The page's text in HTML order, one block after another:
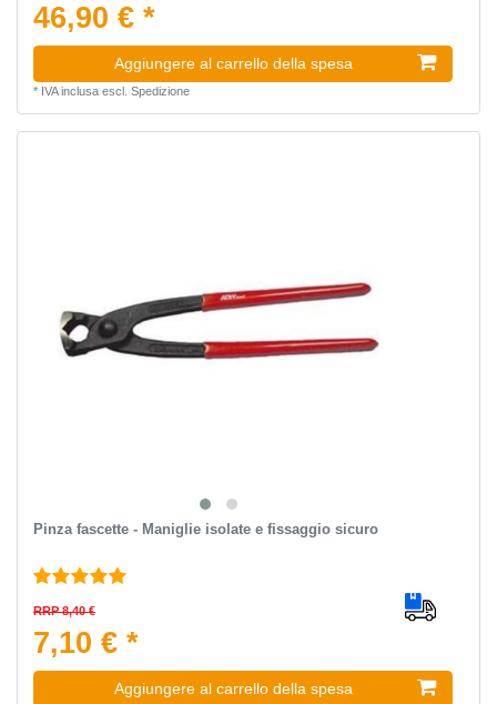
46,90 € *
Aggiungere al carrello della spesa
* IVA inclusaescl. Spedizione
Pinza fascette - Maniglie isolate e fissaggio sicuro
RRP 8,40 €
7,10 € *
Aggiungere al carrello della spesa